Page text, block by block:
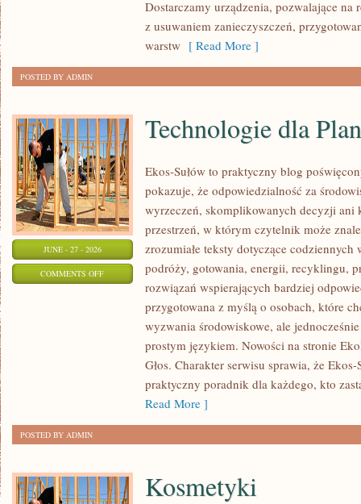
Dostarczamy urządzenia, pozwalające na
z usuwaniem zanieczyszczeń,
warstw [ Read More ]
POSTED BY ADMIN
JUNE - 27 - 2026
COMMENTS OFFON
TECHNOLOGIE
Technologie dla
Ekos-Sułów to praktyczny blog
pokazuje, że odpowiedzialność za
wyrzeczeń, skomplikowanych decyzji ani
przestrzeń, w którym czytelnik może
zrozumiałe teksty dotyczące
podróży, gotowania, energii, recyklingu,
rozwiązań wspierających bardziej
przygotowana z myślą o osobach, które
wyzwania środowiskowe, ale
prostym językiem. Nowości na stronie
Głos. Charakter serwisu sprawia, że
praktyczny poradnik dla każdego, kto
Read More ]
POSTED BY ADMIN
Kosmetyki